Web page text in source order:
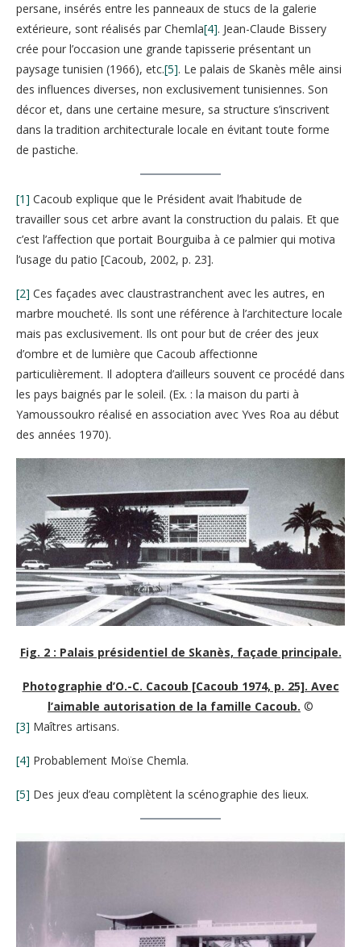
persane, insérés entre les panneaux de stucs de la galerie
extérieure, sont réalisés par Chemla[4]. Jean-Claude Bissery
crée pour l’occasion une grande tapisserie présentant un
paysage tunisien (1966), etc.[5]. Le palais de Skanès mêle ainsi
des influences diverses, non exclusivement tunisiennes. Son
décor et, dans une certaine mesure, sa structure s’inscrivent
dans la tradition architecturale locale en évitant toute forme
de pastiche.
[1] Cacoub explique que le Président avait l’habitude de
travailler sous cet arbre avant la construction du palais. Et que
c’est l’affection que portait Bourguiba à ce palmier qui motiva
l’usage du patio [Cacoub, 2002, p. 23].
[2] Ces façades avec claustrastranchent avec les autres, en
marbre moucheté. Ils sont une référence à l’architecture locale
mais pas exclusivement. Ils ont pour but de créer des jeux
d’ombre et de lumière que Cacoub affectionne
particulièrement. Il adoptera d’ailleurs souvent ce procédé dans
les pays baignés par le soleil. (Ex. : la maison du parti à
Yamoussoukro réalisé en association avec Yves Roa au début
des années 1970).
Fig. 2 : Palais présidentiel de Skanès, façade principale.
Photographie d’O.-C. Cacoub [Cacoub 1974, p. 25]. Avec
l’aimable autorisation de la famille Cacoub. ©
[3] Maîtres artisans.
[4] Probablement Moïse Chemla.
[5] Des jeux d’eau complètent la scénographie des lieux.